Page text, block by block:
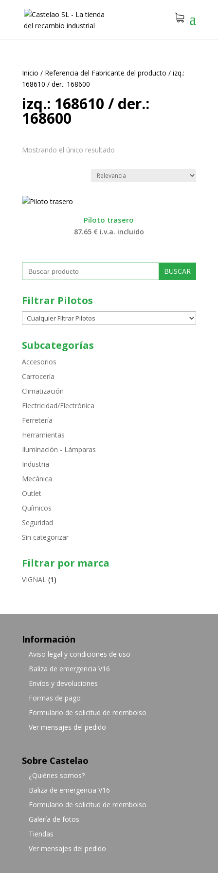
Inicio / Referencia del Fabricante del producto / izq.:
168610 / der.: 168600
izq.: 168610 / der.:
168600
Mostrando el único resultado
Piloto trasero
87.65 € i.v.a. incluido
Buscar:
Filtrar Pilotos
Subcategorías
Accesorios
Carrocería
Climatización
Electricidad/Electrónica
Ferretería
Herramientas
Iluminación - Lámparas
Industria
Mecánica
Outlet
Químicos
Seguridad
Sin categorizar
Filtrar por marca
VIGNAL (1)
Información
Aviso legal y condiciones de uso
Baliza de emergencia V16
Envíos y devoluciones
Formas de pago
Formulario de solicitud de reembolso
Ver mensajes del pedido
Sobre Castelao
¿Quiénes somos?
Baliza de emergencia V16
Formulario de solicitud de reembolso
Galería de fotos
Tiendas
Ver mensajes del pedido